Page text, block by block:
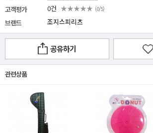
고객평가 0건 ★★★★★ (0/5)
브랜드 조지스피리츠
공유하기
관련상품